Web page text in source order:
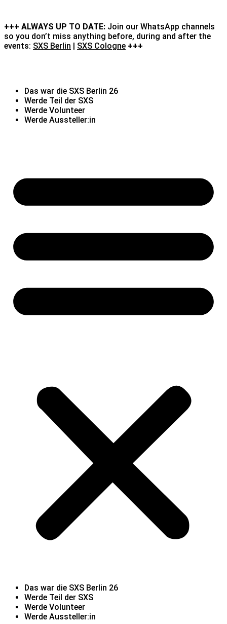
+++ ALWAYS UP TO DATE: Join our WhatsApp channels
so you don’t miss anything before, during and after the
events: SXS Berlin | SXS Cologne +++
Das war die SXS Berlin 26
Werde Teil der SXS
Werde Volunteer
Werde Aussteller:in
Das war die SXS Berlin 26
Werde Teil der SXS
Werde Volunteer
Werde Aussteller:in